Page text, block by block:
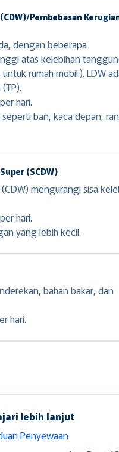
Pembebasan
dengan beberapa
atas kelebihan
rumah mobil.). LDW
hari.
ban, kaca depan,
(SCDW)
mengurangi sisa
hari.
yang lebih kecil.
bahan bakar, dan
hari.
lebih lanjut
Penyewaan